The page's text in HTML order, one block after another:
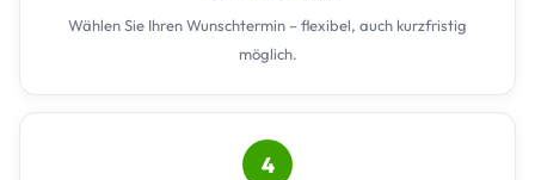
Wählen Sie Ihren Wunschtermin – flexibel, auch kurzfristig
möglich.
4